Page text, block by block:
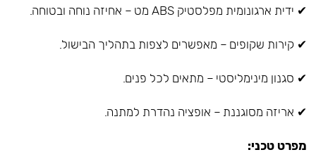
✔ ידית ארגונומית מפלסטיק ABS מט – אחיזה נוחה ובטוחה.
✔ קירות שקופים – מאפשרים לצפות בתהליך הבישול.
✔ סגנון מינימליסטי – מתאים לכל פנים.
✔ אריזה מסוגננת – אופציה נהדרת למתנה.
מפרט טכני: